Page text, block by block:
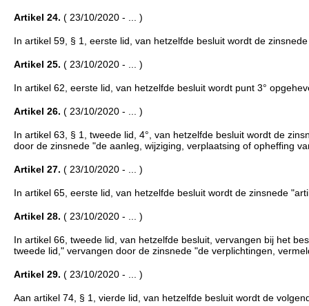
Artikel 24. ( 23/10/2020 - ... )
In artikel 59, § 1, eerste lid, van hetzelfde besluit wordt de
Artikel 25. ( 23/10/2020 - ... )
In artikel 62, eerste lid, van hetzelfde besluit wordt punt 3°
Artikel 26. ( 23/10/2020 - ... )
In artikel 63, § 1, tweede lid, 4°, van hetzelfde besluit wordt de
door de zinsnede "de aanleg, wijziging, verplaatsing of opheffing
Artikel 27. ( 23/10/2020 - ... )
In artikel 65, eerste lid, van hetzelfde besluit wordt de zinsnede
Artikel 28. ( 23/10/2020 - ... )
In artikel 66, tweede lid, van hetzelfde besluit, vervangen bij het
tweede lid," vervangen door de zinsnede "de verplichtingen,
Artikel 29. ( 23/10/2020 - ... )
Aan artikel 74, § 1, vierde lid, van hetzelfde besluit wordt de